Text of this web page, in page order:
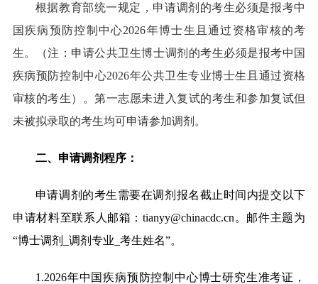
根据教育部统一规定，申请调剂的考生必须是报考中
国疾病预防控制中心2026年博士生且通过资格审核的考
生。（注：申请公共卫生博士调剂的考生必须是报考中国
疾病预防控制中心2026年公共卫生专业博士生且通过资格
审核的考生）。第一志愿未进入复试的考生和参加复试但
未被拟录取的考生均可申请参加调剂。
二、申请调剂程序：
申请调剂的考生需要在调剂报名截止时间内提交以下
申请材料至联系人 邮箱：tianyy@chinacdc.cn。邮件主题为
“博士调剂_调剂专业_考生姓名”。
1.2026年中国疾病预防控制中心博士研究生准考证，